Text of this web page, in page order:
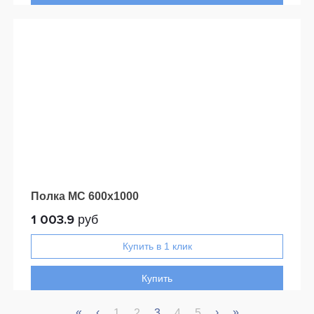
Полка МС 600x1000
1 003.9 руб
Купить